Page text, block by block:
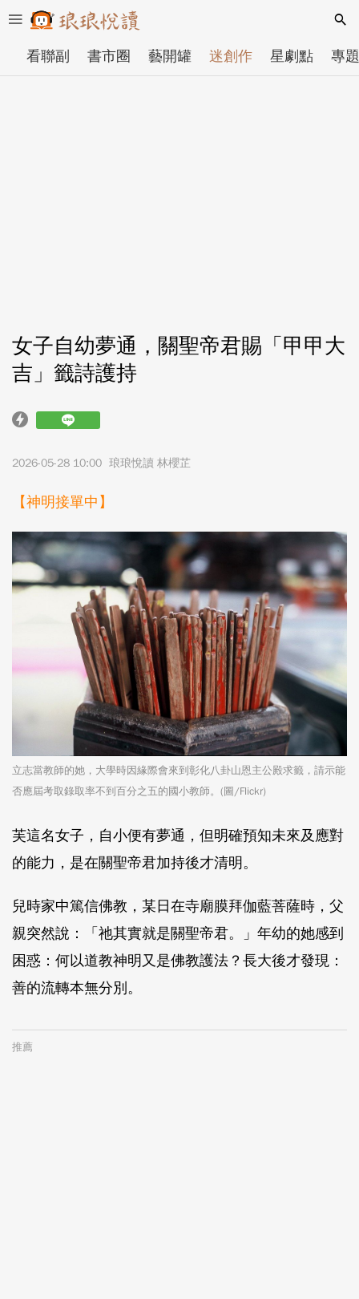
看聯副 書市圈 藝開罐 迷創作 星劇點 專題
女子自幼夢通，關聖帝君賜「甲甲大
吉」籤詩護持
2026-05-28 10:00 琅琅悅讀 林櫻芷
【神明接單中】
立志當教師的她，大學時因緣際會來到彰化八卦山恩主公殿求籤，請示能
否應屆考取錄取率不到百分之五的國小教師。(圖/Flickr)
芙這名女子，自小便有夢通，但明確預知未來及應對
的能力，是在關聖帝君加持後才清明。
兒時家中篤信佛教，某日在寺廟膜拜伽藍菩薩時，父
親突然說：「祂其實就是關聖帝君。」年幼的她感到
困惑：何以道教神明又是佛教護法？長大後才發現：
善的流轉本無分別。